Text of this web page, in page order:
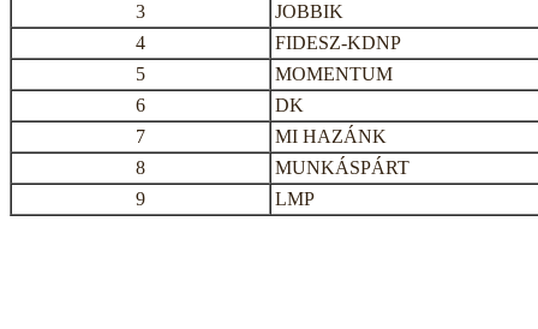
3
JOBBIK
4
FIDESZ-KDNP
5
MOMENTUM
6
DK
7
MI HAZÁNK
8
MUNKÁSPÁRT
9
LMP